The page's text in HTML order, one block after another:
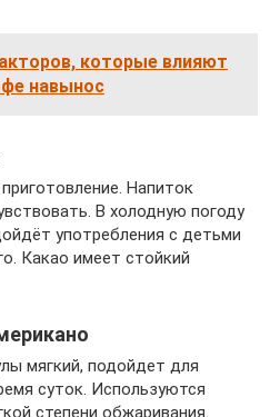
которые влияют
навынос
Напиток
В холодную погоду
употребления с детьми
Какао имеет стойкий
мягкий, подойдет для
суток. Используются
степени обжаривания.